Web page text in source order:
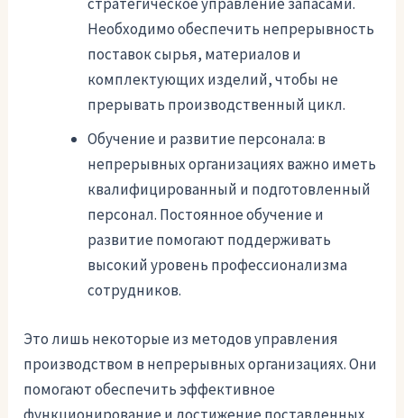
Необходимо обеспечить непрерывность
поставок сырья, материалов и
комплектующих изделий, чтобы не
прерывать производственный цикл.
Обучение и развитие персонала: в
непрерывных организациях важно иметь
квалифицированный и подготовленный
персонал. Постоянное обучение и
развитие помогают поддерживать
высокий уровень профессионализма
сотрудников.
Это лишь некоторые из методов управления
производством в непрерывных организациях. Они
помогают обеспечить эффективное